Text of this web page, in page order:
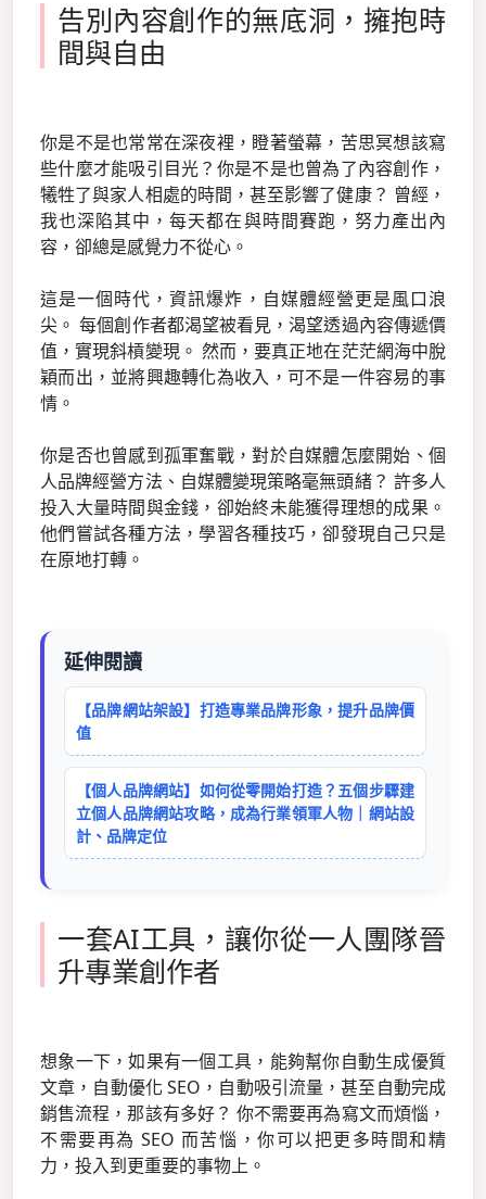
告別內容創作的無底洞，擁抱時
間與自由
你是不是也常常在深夜裡，瞪著螢幕，苦思冥想該寫
些什麼才能吸引目光？你是不是也曾為了內容創作，
犧牲了與家人相處的時間，甚至影響了健康？ 曾經，
我也深陷其中，每天都在與時間賽跑，努力產出內
容，卻總是感覺力不從心。
這是一個時代，資訊爆炸，自媒體經營更是風口浪
尖。 每個創作者都渴望被看見，渴望透過內容傳遞價
值，實現斜槓變現。 然而，要真正地在茫茫網海中脫
穎而出，並將興趣轉化為收入，可不是一件容易的事
情。
你是否也曾感到孤軍奮戰，對於自媒體怎麼開始、個
人品牌經營方法、自媒體變現策略毫無頭緒？ 許多人
投入大量時間與金錢，卻始終未能獲得理想的成果。
他們嘗試各種方法，學習各種技巧，卻發現自己只是
在原地打轉。
延伸閱讀
【品牌網站架設】打造專業品牌形象，提升品牌價
值
【個人品牌網站】如何從零開始打造？五個步驟建
立個人品牌網站攻略，成為行業領軍人物｜網站設
計、品牌定位
一套AI工具，讓你從一人團隊晉
升專業創作者
想象一下，如果有一個工具，能夠幫你自動生成優質
文章，自動優化 SEO，自動吸引流量，甚至自動完成
銷售流程，那該有多好？ 你不需要再為寫文而煩惱，
不需要再為 SEO 而苦惱，你可以把更多時間和精
力，投入到更重要的事物上。